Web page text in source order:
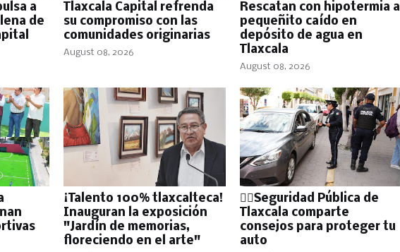
a
de
Tlaxcala Capital refrenda
su compromiso con las
comunidades originarias
August 08, 2026
Rescatan con hipotermia a
pequeñito caído en
depósito de agua en
Tlaxcala
August 08, 2026
¡Talento 100% tlaxcalteca!
Inauguran la exposición
"Jardín de memorias,
floreciendo en el arte"
👮‍♂️Seguridad Pública de
Tlaxcala comparte
consejos para proteger tu
auto